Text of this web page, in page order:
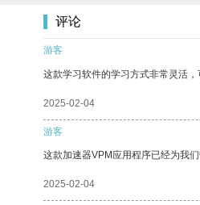
评论
游客
这款学习软件的学习方式非常灵活
2025-02-04
游客
这款加速器VPM应用程序已经为我们
2025-02-04